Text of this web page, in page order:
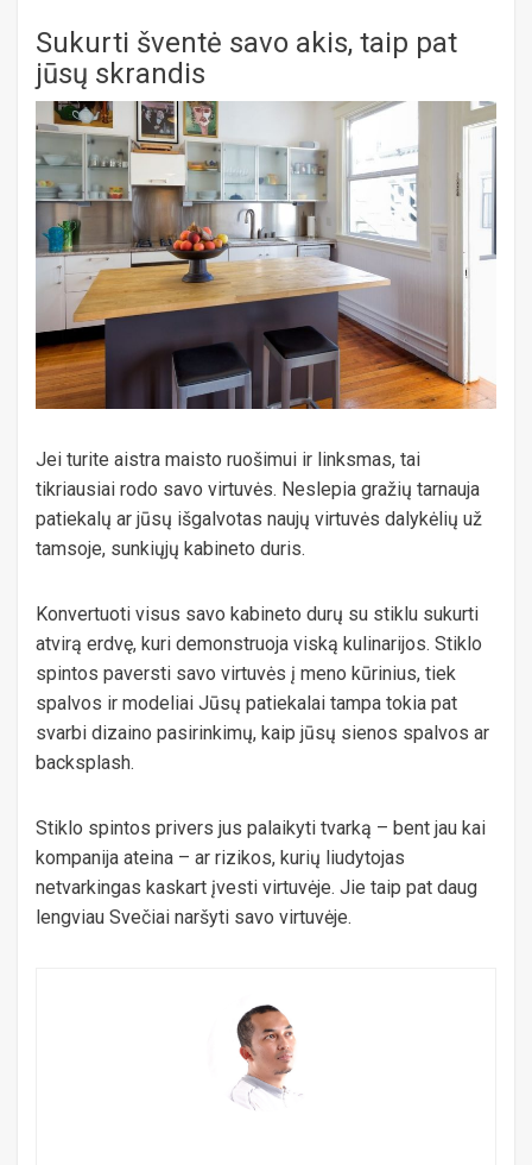
Sukurti šventė savo akis, taip pat
jūsų skrandis
Jei turite aistra maisto ruošimui ir linksmas, tai
tikriausiai rodo savo virtuvės. Neslepia gražių tarnauja
patiekalų ar jūsų išgalvotas naujų virtuvės dalykėlių už
tamsoje, sunkiųjų kabineto duris.
Konvertuoti visus savo kabineto durų su stiklu sukurti
atvirą erdvę, kuri demonstruoja viską kulinarijos. Stiklo
spintos paversti savo virtuvės į meno kūrinius, tiek
spalvos ir modeliai Jūsų patiekalai tampa tokia pat
svarbi dizaino pasirinkimų, kaip jūsų sienos spalvos ar
backsplash.
Stiklo spintos privers jus palaikyti tvarką – bent jau kai
kompanija ateina – ar rizikos, kurių liudytojas
netvarkingas kaskart įvesti virtuvėje. Jie taip pat daug
lengviau Svečiai naršyti savo virtuvėje.